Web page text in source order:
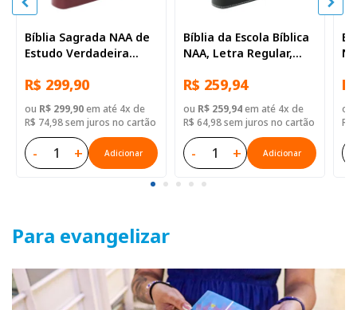
Bíblia Sagrada NAA de
Estudo Verdadeira
Regular, com mapa,
Capa Couro Sintético
Ilustrada Marrom
R$ 299,90
ou R$ 299,90em até 4x de
R$ 74,98 sem juros no cartão
- + Adicionar
Bíblia da Escola Bíblica
NAA, Letra Regular,
Sintético Preta
R$ 259,94
ou R$ 259,94em até 4x de
R$ 64,98 sem juros no cartão
- + Adicionar
ou
R$
Para evangelizar